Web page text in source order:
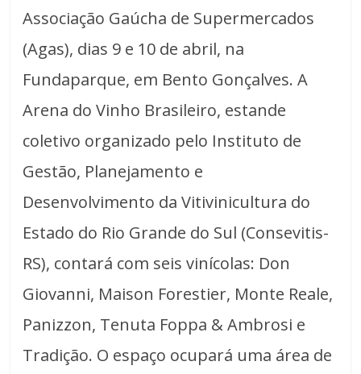
Associação Gaúcha de Supermercados
(Agas), dias 9 e 10 de abril, na
Fundaparque, em Bento Gonçalves. A
Arena do Vinho Brasileiro, estande
coletivo organizado pelo Instituto de
Gestão, Planejamento e
Desenvolvimento da Vitivinicultura do
Estado do Rio Grande do Sul (Consevitis-
RS), contará com seis vinícolas: Don
Giovanni, Maison Forestier, Monte Reale,
Panizzon, Tenuta Foppa & Ambrosi e
Tradição. O espaço ocupará uma área de